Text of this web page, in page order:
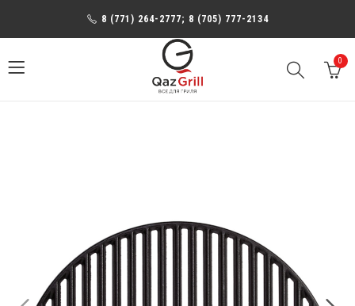
8 (771) 264-2777; 8 (705) 777-2134
0